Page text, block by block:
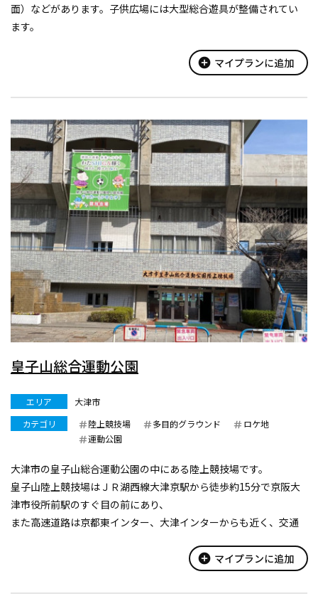
面）などがあります。子供広場には大型総合遊具が整備されてい
ます。
add_circle マイプランに追加
皇子山総合運動公園
エリア
大津市
カテゴリ
陸上競技場 多目的グラウンド
ロケ地
運動公園
大津市の皇子山総合運動公園の中にある陸上競技場です。
皇子山陸上競技場はＪＲ湖西線大津京駅から徒歩約15分で京阪大
津市役所前駅のすぐ目の前にあり、
また高速道路は京都東インター、大津インターからも近く、交通
add_circle マイプランに追加